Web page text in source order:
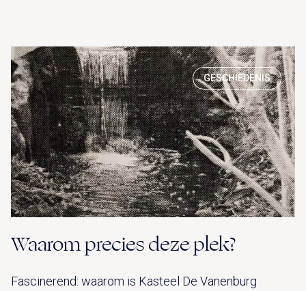
GESCHIEDENIS
Waarom precies deze plek?
Fascinerend: waarom is Kasteel De Vanenburg